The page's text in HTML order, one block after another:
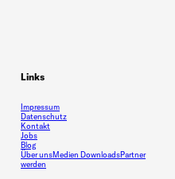
Links
Impressum
Datenschutz
Kontakt
Jobs
Blog
Über unsMedien DownloadsPartner
werden